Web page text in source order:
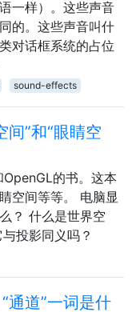
一样）。这些声音
的。这些声音叫什
对话框系统的占位
sound-effects
间”和“眼睛空
的书。这本
空间等等。 电脑显
？ 什么是世界空
投影同义吗？
通道”一词是什